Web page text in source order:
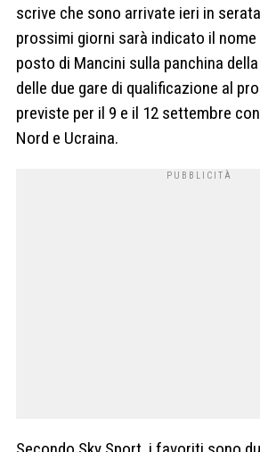
scrive che sono arrivate ieri in
prossimi giorni sarà indicato il nome
posto di Mancini sulla panchina
delle due gare di qualificazione al
previste per il 9 e il 12 settembre
Nord e Ucraina.